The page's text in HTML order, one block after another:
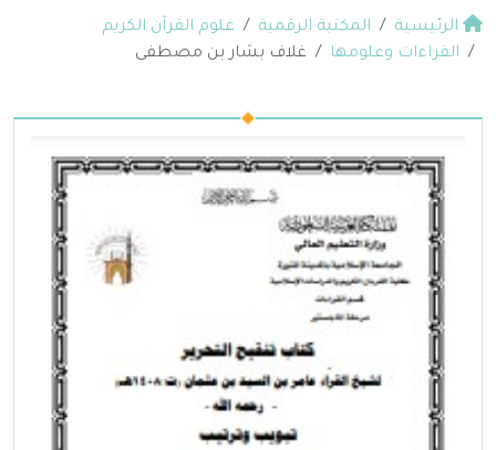
الرئيسية المكتبة الرقمية
علوم القرآن الكريم
القراءات وعلومها
غلاف بشار بن مصطفى